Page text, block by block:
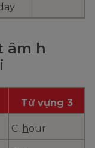
âm h
Từ vựng 3
C. hour